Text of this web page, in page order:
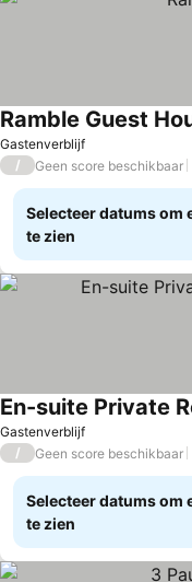
Gastenverblijf
Ramble Guest
/ Geen score beschikbaar
Selecteer datums om
te zien
Gastenverblijf
En-suite Private
/ Geen score beschikbaar
Selecteer datums om
te zien